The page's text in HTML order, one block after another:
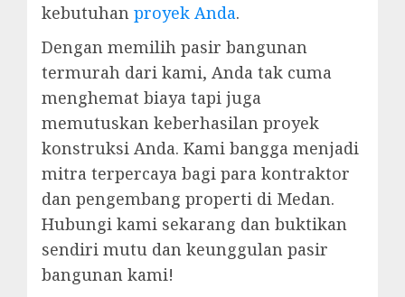
kebutuhan proyek Anda.
Dengan memilih pasir bangunan
termurah dari kami, Anda tak cuma
menghemat biaya tapi juga
memutuskan keberhasilan proyek
konstruksi Anda. Kami bangga menjadi
mitra terpercaya bagi para kontraktor
dan pengembang properti di Medan.
Hubungi kami sekarang dan buktikan
sendiri mutu dan keunggulan pasir
bangunan kami!